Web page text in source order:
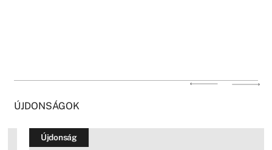
ÚJDONSÁGOK
Újdonság